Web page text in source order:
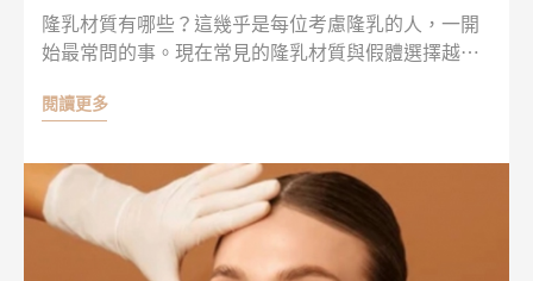
隆乳材質有哪些？這幾乎是每位考慮隆乳的人，一開
始最常問的事。現在常見的隆乳材質與假體選擇越來
甚至摸起來的手感也會有差異。與其只看單一材質好
身條件與醫師評估，才能比較清楚哪一種隆乳材質更
適合自己，做出更安心、也更有方向的選擇！
閱讀更多